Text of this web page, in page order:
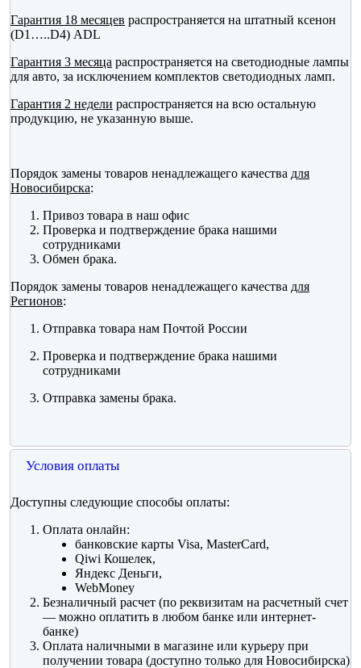
Гарантия 18 месяцев распространяется на штатный ксенон
(D1…..D4) ADL
Гарантия 3 месяца распространяется на светодиодные лампы
для авто, за исключением комплектов светодиодных ламп.
Гарантия 2 недели распространяется на всю остальную
продукцию, не указанную выше.
Порядок замены товаров ненадлежащего качества для
Новосибирска:
Привоз товара в наш офис
Проверка и подтверждение брака нашими
сотрудниками
Обмен брака.
Порядок замены товаров ненадлежащего качества для
Регионов:
Отправка товара нам Почтой России
Проверка и подтверждение брака нашими
сотрудниками
Отправка замены брака.
Условия оплаты
Доступны следующие способы оплаты:
Оплата онлайн:
банковские карты Visa, MasterCard,
Qiwi Кошелек,
Яндекс Деньги,
WebMoney
Безналичный расчет (по реквизитам на расчетный счет
— можно оплатить в любом банке или интернет-
банке)
Оплата наличными в магазине или курьеру при
получении товара (доступно только для Новосибирска)